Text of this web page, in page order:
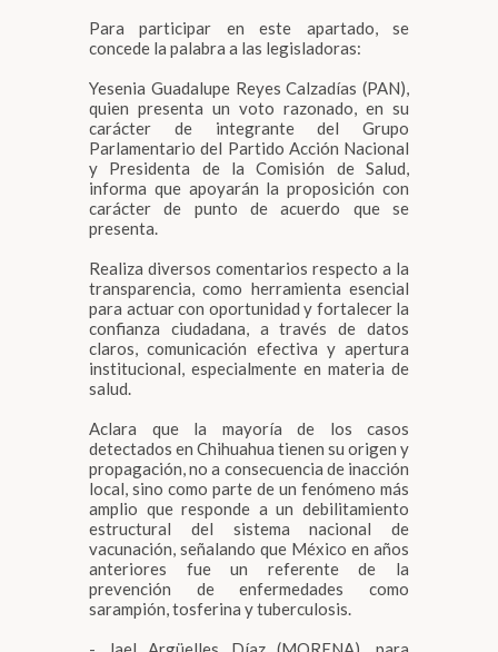
Para participar en este apartado, se
concede la palabra a las legisladoras:
Yesenia Guadalupe Reyes Calzadías (PAN),
quien presenta un voto razonado, en su
carácter de integrante del Grupo
Parlamentario del Partido Acción Nacional
y Presidenta de la Comisión de Salud,
informa que apoyarán la proposición con
carácter de punto de acuerdo que se
presenta.
Realiza diversos comentarios respecto a la
transparencia, como herramienta esencial
para actuar con oportunidad y fortalecer la
confianza ciudadana, a través de datos
claros, comunicación efectiva y apertura
institucional, especialmente en materia de
salud.
Aclara que la mayoría de los casos
detectados en Chihuahua tienen su origen y
propagación, no a consecuencia de inacción
local, sino como parte de un fenómeno más
amplio que responde a un debilitamiento
estructural del sistema nacional de
vacunación, señalando que México en años
anteriores fue un referente de la
prevención de enfermedades como
sarampión, tosferina y tuberculosis.